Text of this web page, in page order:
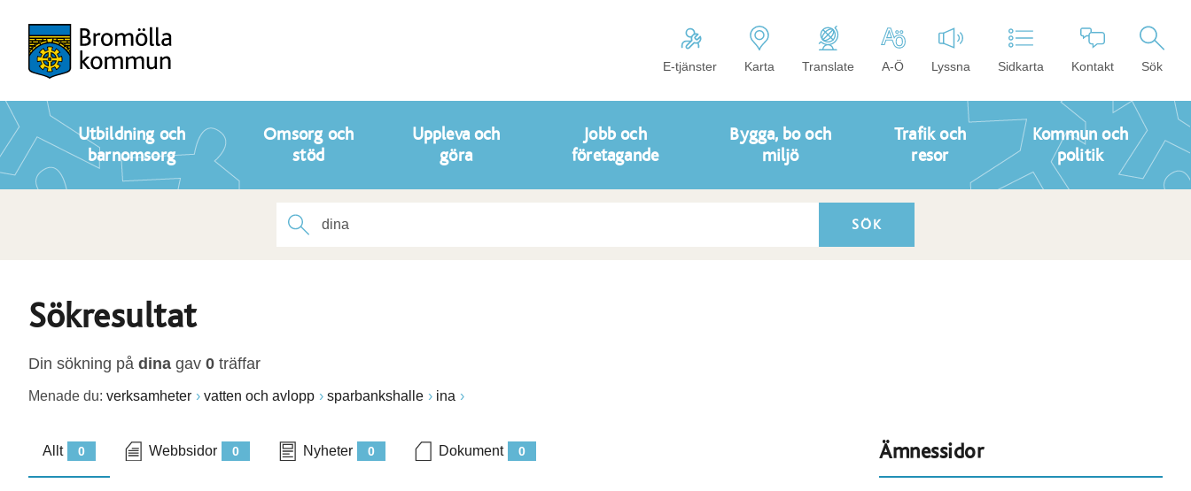
E-tjänster Karta Translate A-Ö Lyssna Sidkarta Kontakt Sök
Utbildning och
barnomsorg
Omsorg och
stöd
Uppleva och
göra
Jobb och
företagande
Bygga, bo och
miljö
Trafik och
resor
Kommun och
politik
Sökresultat
Din sökning på dina gav 0 träffar
Menade du: verksamheter vatten och avlopp sparbankshalle ina
0
Allt 0
Webbsidor 0
Nyheter 0
Dokument Ämnessidor